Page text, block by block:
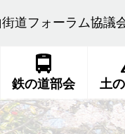
街道フォーラム協議
鉄の道部会 土